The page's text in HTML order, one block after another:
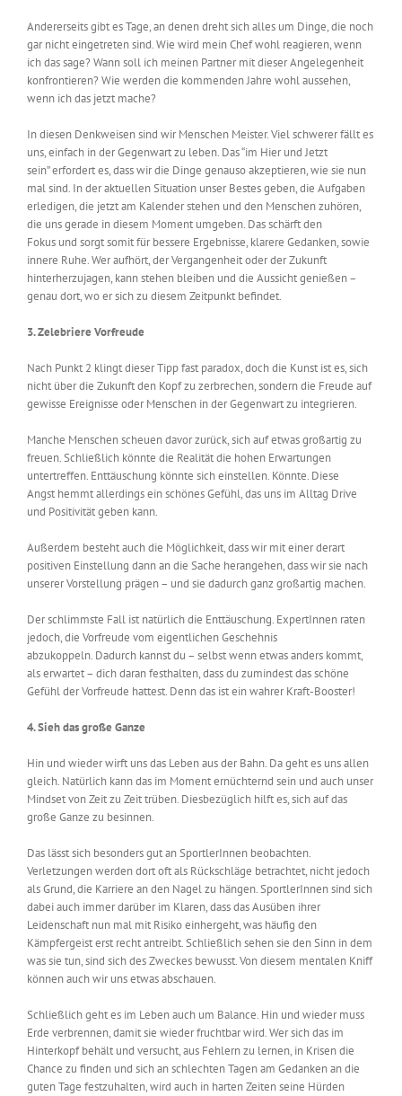
Andererseits gibt es Tage, an denen dreht sich alles um Dinge, die noch
gar nicht eingetreten sind. Wie wird mein Chef wohl reagieren, wenn
ich das sage? Wann soll ich meinen Partner mit dieser Angelegenheit
konfrontieren? Wie werden die kommenden Jahre wohl aussehen,
wenn ich das jetzt mache?
In diesen Denkweisen sind wir Menschen Meister. Viel schwerer fällt es
uns, einfach in der Gegenwart zu leben. Das “im Hier und Jetzt
sein”erfordert es, dass wir die Dinge genauso akzeptieren, wie sie nun
mal sind. In der aktuellen Situation unser Bestes geben, die Aufgaben
erledigen, die jetzt am Kalender stehen und den Menschen zuhören,
die uns gerade in diesem Moment umgeben. Dasschärftden
Fokus und sorgtsomitfür bessere Ergebnisse, klarere Gedanken, sowie
innere Ruhe. Wer aufhört, der Vergangenheit oder der Zukunft
hinterherzujagen, kann stehen bleiben und die Aussicht genießen –
genau dort, wo er sich zu diesem Zeitpunkt befindet.
3. Zelebriere Vorfreude
Nach Punkt 2 klingt dieser Tipp fast paradox, dochdie Kunst ist es, sich
nicht über die Zukunft den Kopf zu zerbrechen,sonderndie Freude auf
gewisse Ereignisse oder Menschen in der Gegenwart zu integrieren.
Manche Menschen scheuen davor zurück, sich auf etwas großartig zu
freuen. Schließlich könnte die Realität die hohen Erwartungen
untertreffen. Enttäuschung könnte sich einstellen. Könnte. Diese
Angst hemmt allerdings ein schönes Gefühl, das uns im Alltag Drive
und Positivität geben kann.
Außerdem besteht auch die Möglichkeit, dass wir mit einer derart
positiven Einstellung dann an die Sache herangehen, dass wir sie nach
unsererVorstellung prägen – und sie dadurchganz großartig machen.
Der schlimmste Fall ist natürlich die Enttäuschung. ExpertInnen raten
jedoch, die Vorfreude vom eigentlichen Geschehnis
abzukoppeln. Dadurch kannst du – selbst wenn etwas anders kommt,
als erwartet – dich daran festhalten, dass du zumindest das schöne
Gefühl der Vorfreude hattest. Denn das ist ein wahrer Kraft-Booster!
4. Sieh das große Ganze
Hin und wieder wirft uns das Leben aus der Bahn. Da geht es uns allen
gleich. Natürlich kann das im Moment ernüchternd sein und auch unser
Mindset von Zeit zu Zeit trüben. Diesbezüglich hilft es, sich auf das
große Ganze zu besinnen.
Das lässt sich besonders gut an SportlerInnen beobachten.
Verletzungen werden dort oft als Rückschläge betrachtet, nicht jedoch
als Grund, die Karriere an den Nagel zu hängen. SportlerInnen sind sich
dabei auch immerdarüber im Klaren, dass das Ausüben ihrer
Leidenschaft nun mal mit Risiko einhergeht, was häufig den
Kämpfergeist erst recht antreibt.Schließlich sehen sie den Sinn in dem
was sie tun, sind sich des Zweckes bewusst.Von diesem mentalen Kniff
können auch wir uns etwas abschauen.
Schließlich geht es im Lebenauch um Balance. Hin und wieder muss
Erde verbrennen, damit sie wieder fruchtbar wird.Wer sich das im
Hinterkopf behält und versucht, aus Fehlern zu lernen, in Krisen die
Chance zu finden und sich an schlechten Tagen am Gedanken an die
guten Tage festzuhalten,wird auch in harten Zeiten seine Hürden